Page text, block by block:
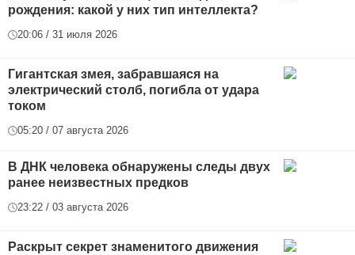
рождения: какой у них тип интеллекта?
20:06 / 31 июля 2026
Гигантская змея, забравшаяся на
электрический столб, погибла от удара
током
05:20 / 07 августа 2026
В ДНК человека обнаружены следы двух
ранее неизвестных предков
23:22 / 03 августа 2026
Раскрыт секрет знаменитого движения